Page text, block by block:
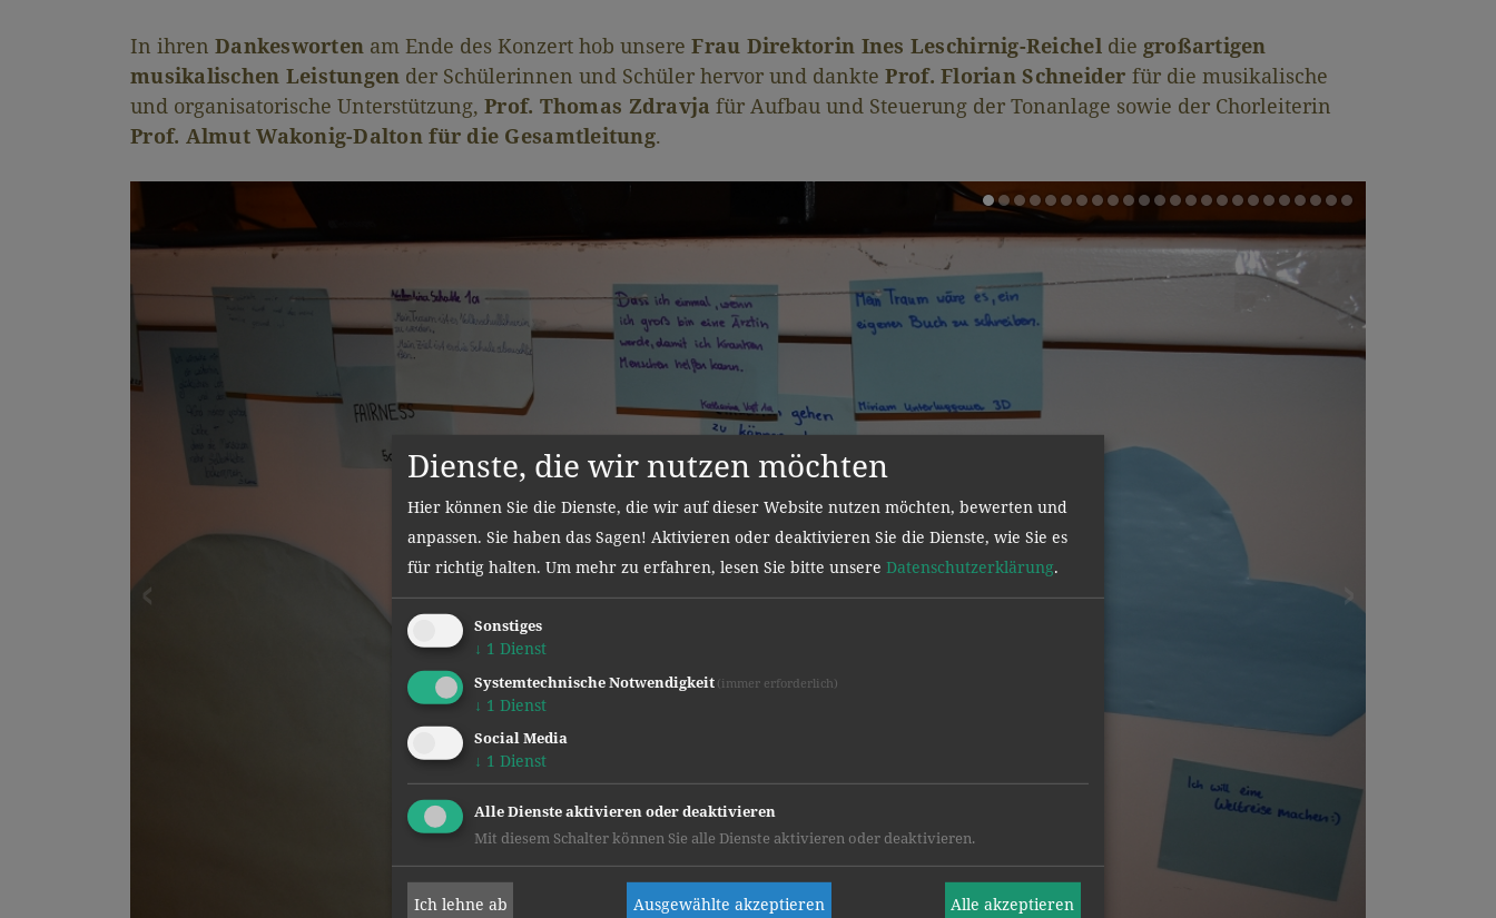
In ihren Dankesworten am Ende des Konzert hob unsereFrau Direktorin Ines Leschirnig-Reicheldie großartigen
musikalischen Leistungen der Schülerinnen und Schüler hervor und dankteProf. Florian Schneider für die musikalische
und organisatorische Unterstützung, Prof. Thomas Zdravja für Aufbau und Steuerung der Tonanlage sowie der Chorleiterin
Prof. Almut Wakonig-Dalton für die Gesamtleitung.
Dienste, die wir nutzen möchten
Hier können Sie die Dienste, die wir auf dieser Website nutzen möchten, bewerten und
anpassen. Sie haben das Sagen! Aktivieren oder deaktivieren Sie die Dienste, wie Sie es
für richtig halten. Um mehr zu erfahren, lesen Sie bitte unsere Datenschutzerklärung.
Sonstiges
↓ 1 Dienst
Systemtechnische Notwendigkeit (immer erforderlich)
↓ 1 Dienst
Social Media
↓ 1 Dienst
Alle Dienste aktivieren oder deaktivieren
Mit diesem Schalter können Sie alle Dienste aktivieren oder deaktivieren.
Ich lehne ab Ausgewählte akzeptieren Alle akzeptieren